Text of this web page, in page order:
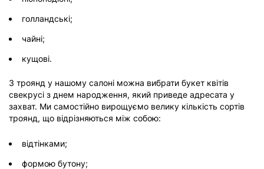
голландські;
чайні;
кущові.
З троянд у нашому салоні можна вибрати букет квітів
свекрусі з днем ​​народження, який приведе адресата у
захват. Ми самостійно вирощуємо велику кількість сортів
троянд, що відрізняються між собою:
відтінками;
формою бутону;